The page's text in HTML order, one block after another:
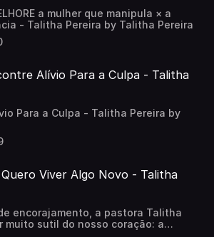
a mulher que manipula × a
- Talitha Pereira by Talitha Pereira
Alívio Para a Culpa - Talitha
Para a Culpa - Talitha Pereira by
Viver Algo Novo - Talitha
encorajamento, a pastora Talitha
muito sutil do nosso coração: a